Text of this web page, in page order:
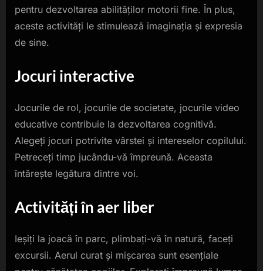
pentru dezvoltarea abilităților motorii fine. În plus,
aceste activități le stimulează imaginația și expresia
de sine.
Jocuri interactive
Jocurile de rol, jocurile de societate, jocurile video
educative contribuie la dezvoltarea cognitivă.
Alegeți jocuri potrivite vârstei și intereselor copilului.
Petreceți timp jucându-vă împreună. Aceasta
întărește legătura dintre voi.
Activități în aer liber
Ieșiți la joacă în parc, plimbați-vă în natură, faceți
excursii. Aerul curat și mișcarea sunt esențiale